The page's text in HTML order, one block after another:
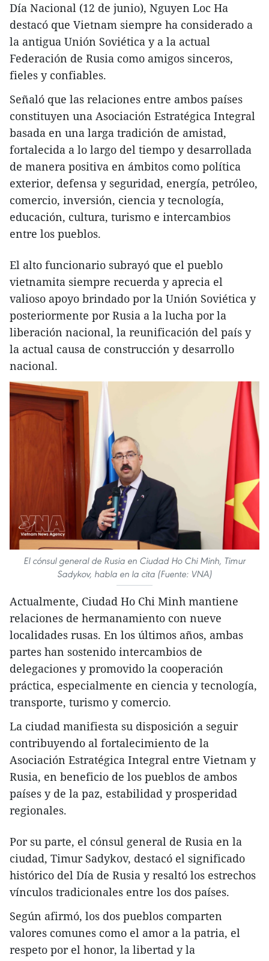
Día Nacional (12 de junio), Nguyen Loc Ha
destacó que Vietnam siempre ha considerado a
la antigua Unión Soviética y a la actual
Federación de Rusia como amigos sinceros,
fieles y confiables.
Señaló que las relaciones entre ambos países
constituyen una Asociación Estratégica Integral
basada en una larga tradición de amistad,
fortalecida a lo largo del tiempo y desarrollada
de manera positiva en ámbitos como política
exterior, defensa y seguridad, energía, petróleo,
comercio, inversión, ciencia y tecnología,
educación, cultura, turismo e intercambios
entre los pueblos.
El alto funcionario subrayó que el pueblo
vietnamita siempre recuerda y aprecia el
valioso apoyo brindado por la Unión Soviética y
posteriormente por Rusia a la lucha por la
liberación nacional, la reunificación del país y
la actual causa de construcción y desarrollo
nacional.
El cónsul general de Rusia en Ciudad Ho Chi Minh, Timur
Sadykov, habla en la cita (Fuente: VNA)
Actualmente, Ciudad Ho Chi Minh mantiene
relaciones de hermanamiento con nueve
localidades rusas. En los últimos años, ambas
partes han sostenido intercambios de
delegaciones y promovido la cooperación
práctica, especialmente en ciencia y tecnología,
transporte, turismo y comercio.
La ciudad manifiesta su disposición a seguir
contribuyendo al fortalecimiento de la
Asociación Estratégica Integral entre Vietnam y
Rusia, en beneficio de los pueblos de ambos
países y de la paz, estabilidad y prosperidad
regionales.
Por su parte, el cónsul general de Rusia en la
ciudad, Timur Sadykov, destacó el significado
histórico del Día de Rusia y resaltó los estrechos
vínculos tradicionales entre los dos países.
Según afirmó, los dos pueblos comparten
valores comunes como el amor a la patria, el
respeto por el honor, la libertad y la